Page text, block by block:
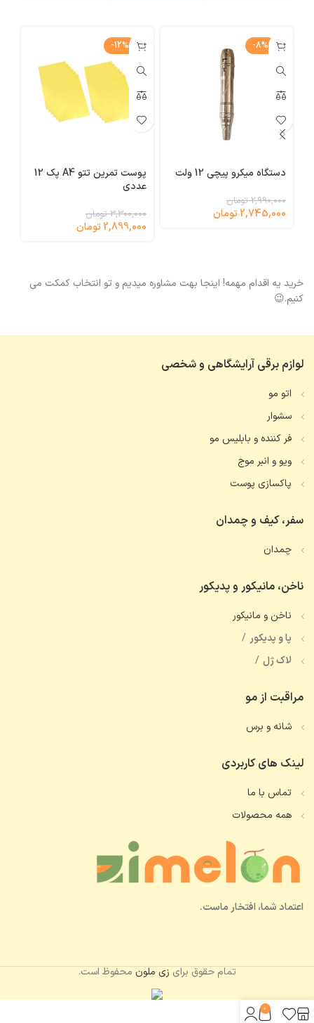
-8%
دستگاه میکرو پیچی 12 ولت
2,990,000 تومان
2,745,000 تومان
-12%
پوست تمرین تتو A4 پک 12
عددی
3,300,000 تومان
2,899,000 تومان
خرید یه اقدام مهمه! اینجا بهت مشاوره میدیم و تو انتخاب کمکت می
کنیم.😉
لوازم برقی آرایشگاهی و شخصی
اتو مو
سشوار
فر کننده و بابلیس مو
ویو و انبر موج
پاکسازی پوست
سفر، کیف و چمدان
چمدان
ناخن، مانیکور و پدیکور
ناخن و مانیکور
پا و پدیکور
لاک ژل
مراقبت از مو
شانه و برس
لینک های کاربردی
تماس با ما
همه محصولات
اعتماد شما، افتخار ماست.
تمام حقوق برای زی ملون محفوظ است.
0